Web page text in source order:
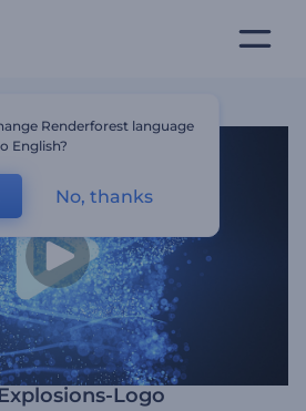
Logo
Renderforest language
English?
No, thanks